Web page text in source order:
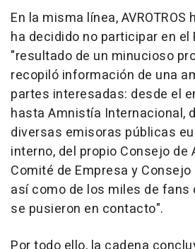
En la misma línea,
ha decidido no participar en
"resultado de un minucioso
recopiló información de una
partes interesadas: desde el
hasta Amnistía Internacional,
diversas emisoras públicas
interno, del propio Consejo de
Comité de Empresa y
así como de los miles de fans
se pusieron en contacto".